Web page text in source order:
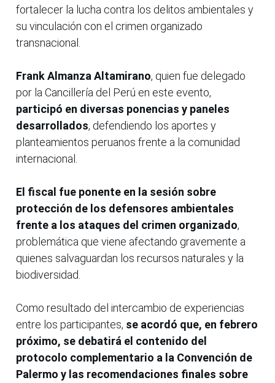
fortalecer la lucha contra los delitos ambientales y
su vinculación con el crimen organizado
transnacional.
Frank Almanza Altamirano, quien fue delegado
por la Cancillería del Perú en este evento,
participó en diversas ponencias y paneles
desarrollados, defendiendo los aportes y
planteamientos peruanos frente a la comunidad
internacional.
El fiscal fue ponente en la sesión sobre
protección de los defensores ambientales
frente a los ataques del crimen organizado,
problemática que viene afectando gravemente a
quienes salvaguardan los recursos naturales y la
biodiversidad.
Como resultado del intercambio de experiencias
entre los participantes, se acordó que, en febrero
próximo, se debatirá el contenido del
protocolo complementario a la Convención de
Palermo y las recomendaciones finales sobre